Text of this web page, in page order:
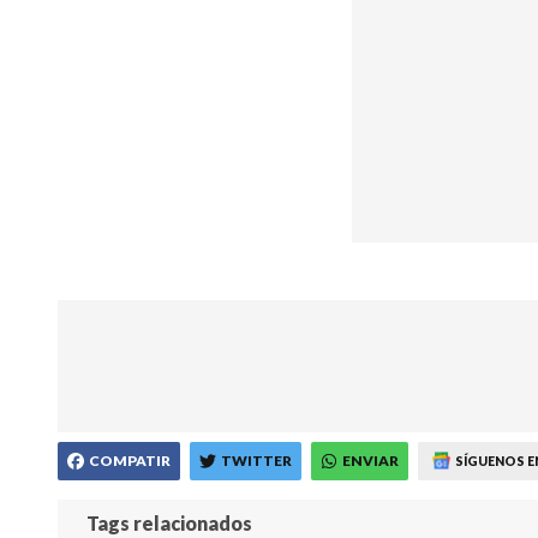
COMPATIR TWITTER ENVIAR SÍGUENOS
Tags relacionados